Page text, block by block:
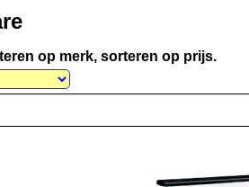
op merk, sorteren op prijs.